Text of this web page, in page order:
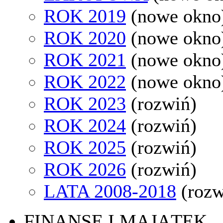
ROK 2019 (nowe
ROK 2020 (nowe
ROK 2021 (nowe
ROK 2022 (nowe
ROK 2023 (rozwiń)
ROK 2024 (rozwiń)
ROK 2025 (rozwiń)
ROK 2026 (rozwiń)
LATA 2008-2018